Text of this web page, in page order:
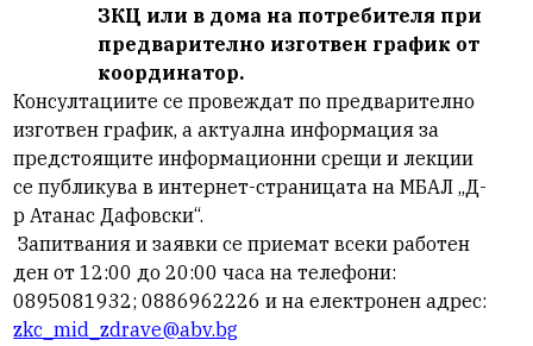
ЗКЦ или в дома на потребителя при
предварително изготвен график от
координатор.
Консултациите се провеждат по предварително
изготвен график, а актуална информация за
предстоящите информационни срещи и лекции
се публикува в интернет-страницата на МБАЛ „Д-
р Атанас Дафовски“.
Запитвания и заявки се приемат всеки работен
ден от 12:00 до 20:00 часана телефони:
0895081932; 0886962226и на електронен адрес:
zkc_mid_zdrave@abv.bg